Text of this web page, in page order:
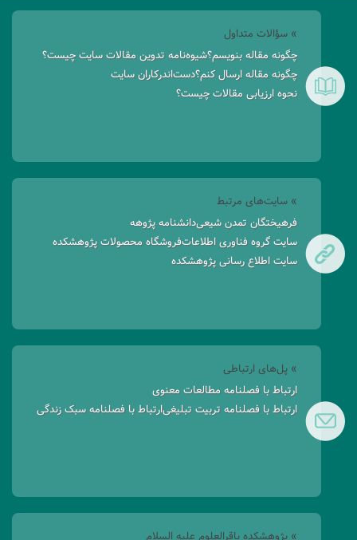
» سؤالات متداول
چگونه مقاله بنویسم؟شیوه‌نامه تدوین مقالات سایت چیست؟
چگونه مقاله ارسال کنم؟دست‌اندرکاران سایت
نحوه ارزیابی مقالات چیست؟
» سایت‌های مرتبط
فرهیختگان تمدن شیعیدانشنامه پژوهه
سایت گروه فناوری اطلاعاتفروشگاه محصولات پژوهشکده
سایت اطلاع رسانی پژوهشکده
» پل‌های ارتباطی
ارتباط با فصلنامه مطالعات معنوی
ارتباط با فصلنامه تربیت تبلیغیارتباط با فصلنامه سبک زندگی
» پژوهشکده باقرالعلوم علیه السلام